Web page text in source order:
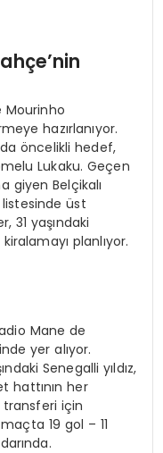
Mourinho
hazırlanıyor.
öncelikli hedef,
Lukaku. Geçen
giyen Belçikalı
üst
31 yaşındaki
planlıyor.
Mane de
yer alıyor.
Senegalli yıldız,
hattının her
transferi için
19 gol – 11